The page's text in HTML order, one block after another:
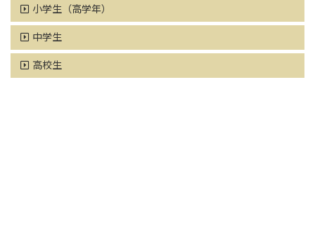
小学生（高学年）
中学生
高校生